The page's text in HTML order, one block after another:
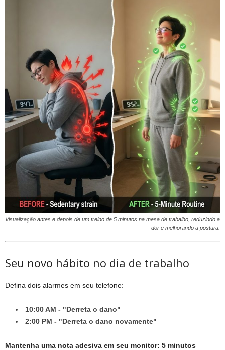
Visualização antes e depois de um treino de 5 minutos na mesa de trabalho, reduzindo a
dor e melhorando a postura.
Seu novo hábito no dia de trabalho
Defina dois alarmes em seu telefone:
10:00 AM - "Derreta o dano"
2:00 PM - "Derreta o dano novamente"
Mantenha uma nota adesiva em seu monitor: 5 minutos